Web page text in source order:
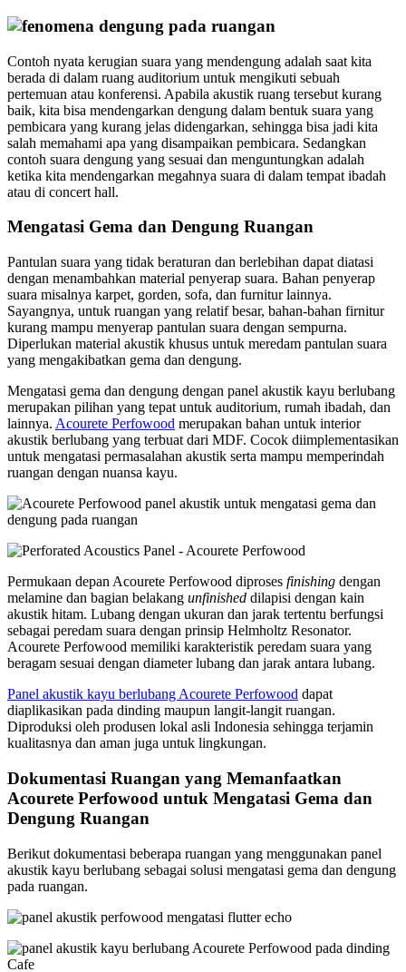
Contoh nyata kerugian suara yang mendengung adalah saat kita
berada di dalam ruang auditorium untuk mengikuti sebuah
pertemuan atau konferensi. Apabila akustik ruang tersebut kurang
baik, kita bisa mendengarkan dengung dalam bentuk suara yang
pembicara yang kurang jelas didengarkan, sehingga bisa jadi kita
salah memahami apa yang disampaikan pembicara. Sedangkan
contoh suara dengung yang sesuai dan menguntungkan adalah
ketika kita mendengarkan megahnya suara di dalam tempat ibadah
atau di concert hall.
Mengatasi Gema dan Dengung Ruangan
Pantulan suara yang tidak beraturan dan berlebihan dapat diatasi
dengan menambahkan material penyerap suara. Bahan penyerap
suara misalnya karpet, gorden, sofa, dan furnitur lainnya.
Sayangnya, untuk ruangan yang relatif besar, bahan-bahan firnitur
kurang mampu menyerap pantulan suara dengan sempurna.
Diperlukan material akustik khusus untuk meredam pantulan suara
yang mengakibatkan gema dan dengung.
Mengatasi gema dan dengung dengan panel akustik kayu berlubang
merupakan pilihan yang tepat untuk auditorium, rumah ibadah, dan
lainnya. Acourete Perfowood merupakan bahan untuk interior
akustik berlubang yang terbuat dari MDF. Cocok diimplementasikan
untuk mengatasi permasalahan akustik serta mampu memperindah
ruangan dengan nuansa kayu.
Permukaan depan Acourete Perfowood diproses finishing dengan
melamine dan bagian belakang unfinished dilapisi dengan kain
akustik hitam. Lubang dengan ukuran dan jarak tertentu berfungsi
sebagai peredam suara dengan prinsip Helmholtz Resonator.
Acourete Perfowood memiliki karakteristik peredam suara yang
beragam sesuai dengan diameter lubang dan jarak antara lubang.
Panel akustik kayu berlubang Acourete Perfowood dapat
diaplikasikan pada dinding maupun langit-langit ruangan.
Diproduksi oleh produsen lokal asli Indonesia sehingga terjamin
kualitasnya dan aman juga untuk lingkungan.
Dokumentasi Ruangan yang Memanfaatkan
Acourete Perfowood untuk Mengatasi Gema dan
Dengung Ruangan
Berikut dokumentasi beberapa ruangan yang menggunakan panel
akustik kayu berlubang sebagai solusi mengatasi gema dan dengung
pada ruangan.